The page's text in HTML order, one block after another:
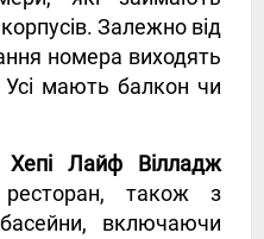
Залежно від
номера виходять
мають балкон чи
Хепі Лайф Вілладж
також з
включаючи